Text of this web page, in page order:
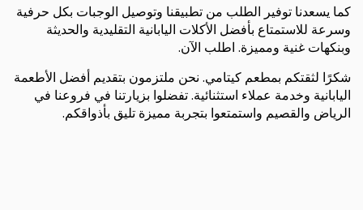
كما يسعدنا توفير الطلب من تطبيقنا وتوصيل الوجبات بكل حرفية
وسرعة للاستمتاع بأفضل الأكلات اليابانية التقليدية والحديثة
وبنكهات غنية ومميزة. اطلب الآن.
شكرًا لثقتكم بمطعم كيتامي. نحن ملتزمون بتقديم أفضل الأطعمة
اليابانية وخدمة عملاء استثنائية. تفضلوا بزيارتنا في فروعنا في
الرياض والقصيم واستمتعوا بتجربة مميزة تليق بأذواقكم.